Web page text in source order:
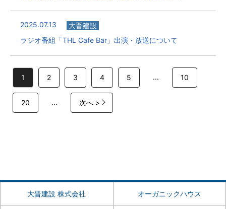
2025.07.13
大晋建設
ラジオ番組「THL Cafe Bar」出演・放送について
1 2 3 4 5 ... 10
20 ... 次へ >
大晋建設 株式会社 オーガニックハウス